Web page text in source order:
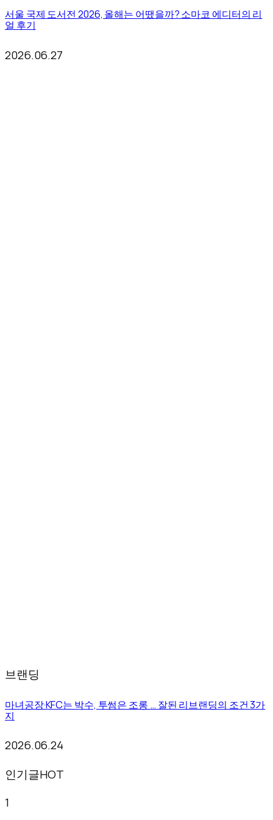
서울 국제 도서전 2026, 올해는 어땠을까? 소마코 에디터의 리
얼 후기
2026.06.27
브랜딩
마녀공장·KFC는 박수, 투썸은 조롱 … 잘된 리브랜딩의 조건 3가
지
2026.06.24
인기글HOT
1